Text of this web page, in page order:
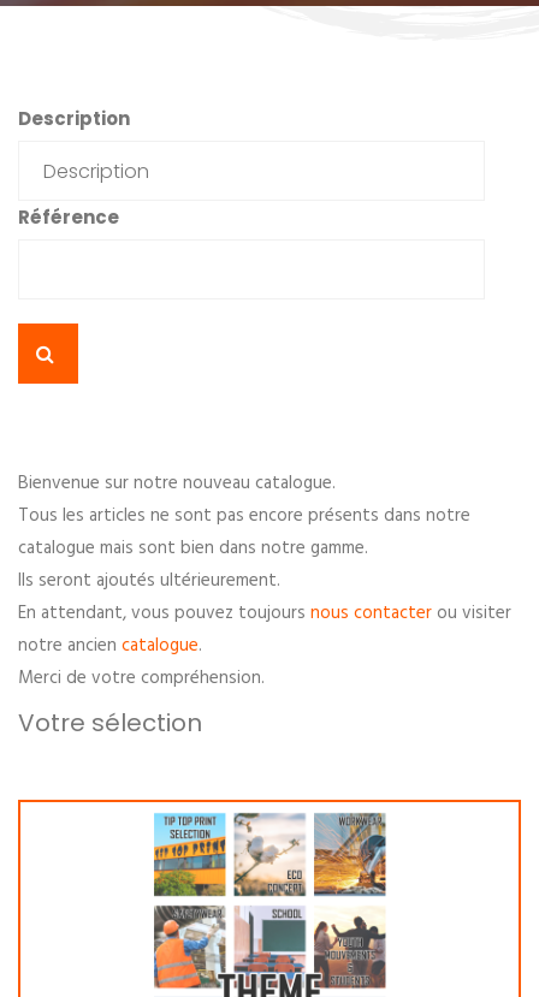
Description
Référence
Bienvenue sur notre nouveau catalogue.
Tous les articles ne sont pas encore présents dans notre
catalogue mais sont bien dans notre gamme.
Ils seront ajoutés ultérieurement.
En attendant, vous pouvez toujours nous contacter ou visiter
notre ancien catalogue.
Merci de votre compréhension.
Votre sélection